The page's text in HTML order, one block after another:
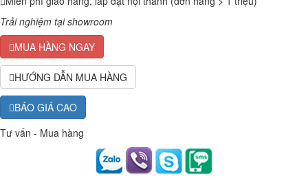
Trải nghiệm tại showroom
MUA HÀNG NGAY
HƯỚNG DẪN MUA HÀNG
BÁO GIÁ CAO
Tư vấn - Mua hàng